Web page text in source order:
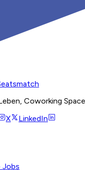
Coworking
X LinkedIn
Jobs